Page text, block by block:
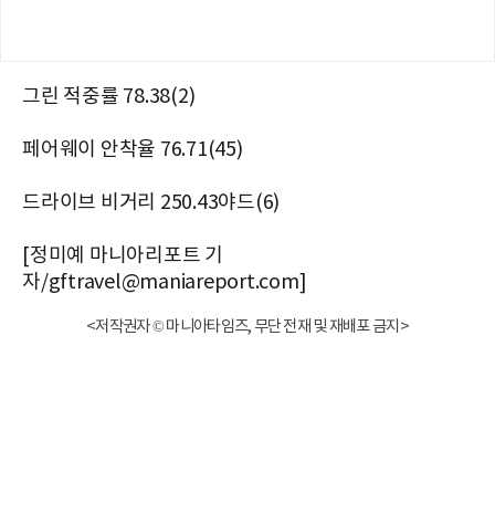
그린 적중률 78.38(2)
페어웨이 안착율 76.71(45)
드라이브 비거리 250.43야드(6)
[정미예 마니아리포트 기
자/gftravel@maniareport.com]
<저작권자 © 마니아타임즈, 무단 전재 및 재배포 금지>